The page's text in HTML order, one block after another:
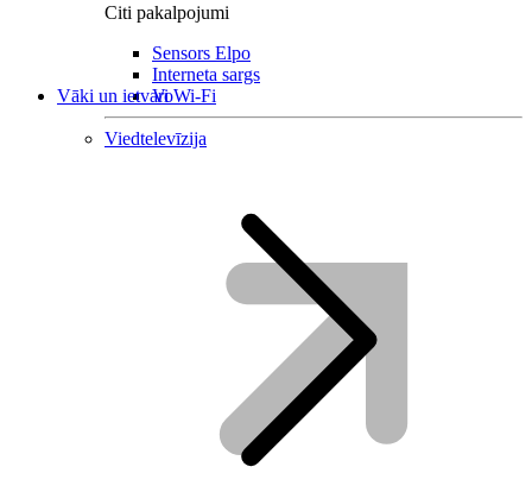
Citi pakalpojumi
Sensors Elpo
Interneta sargs
VoWi-Fi
Viedtelevīzija
Vāki un ietvari